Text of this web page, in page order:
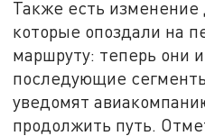
Также есть изменение
которые опоздали на
маршруту: теперь они
последующие
уведомят
продолжить путь.